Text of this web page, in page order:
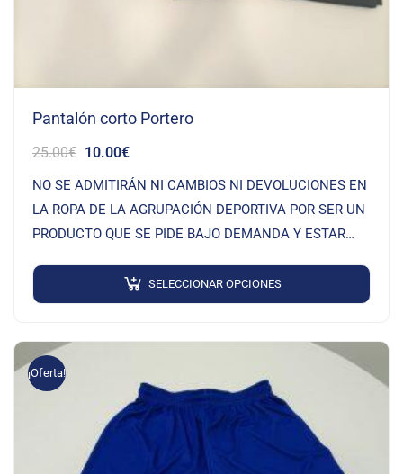
Pantalón corto Portero
25.00€ 10.00€
NO SE ADMITIRÁN NI CAMBIOS NI DEVOLUCIONES EN
LA ROPA DE LA AGRUPACIÓN DEPORTIVA POR SER UN
PRODUCTO QUE SE PIDE BAJO DEMANDA Y ESTAR
SELECCIONAR OPCIONES
¡Oferta!